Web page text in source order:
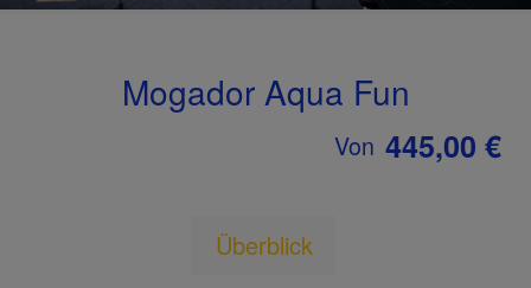
Mogador Aqua Fun
Von 445,00 €
Überblick